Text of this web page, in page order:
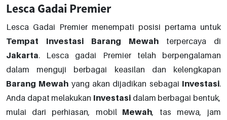
Lesca Gadai Premier
Lesca Gadai Premier menempati posisi pertama untuk
Tempat
Investasi Barang Mewah terpercaya di
Jakarta. Lesca gadai Premier telah berpengalaman
dalam menguji berbagai keasilan dan kelengkapan
Barang Mewah yang akan dijadikan sebagai Investasi.
Anda dapat melakukan Investasi dalam berbagai bentuk,
mulai dari perhiasan, mobil Mewah, tas mewa, jam